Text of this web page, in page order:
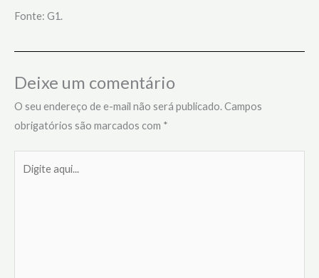
Fonte: G1.
Deixe um comentário
O seu endereço de e-mail não será publicado.Campos
obrigatórios são marcados com *
aqui...